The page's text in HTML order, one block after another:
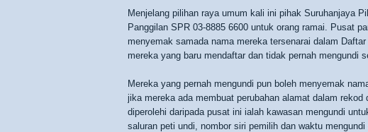
Menjelang pilihan raya umum kali ini pihak Suruhanjaya
Panggilan SPR 03-8885 6600 untuk orang ramai. Pusat
menyemak samada nama mereka tersenarai dalam
mereka yang baru mendaftar dan tidak pernah mengundi
Mereka yang pernah mengundi pun boleh menyemak
jika mereka ada membuat perubahan alamat dalam
diperolehi daripada pusat ini ialah kawasan mengundi
saluran peti undi, nombor siri pemilih dan waktu